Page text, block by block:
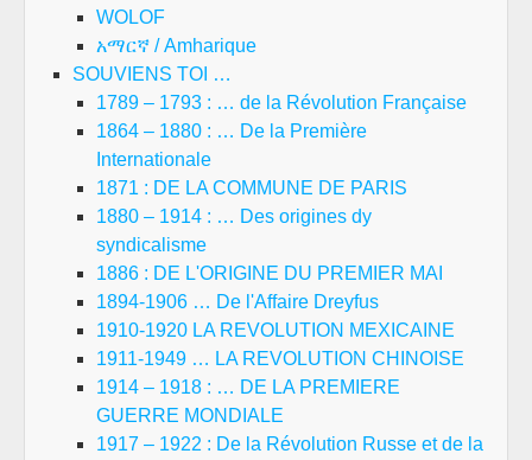
WOLOF
አማርኛ / Amharique
SOUVIENS TOI …
1789 – 1793 : … de la Révolution Française
1864 – 1880 : … De la Première
Internationale
1871 : DE LA COMMUNE DE PARIS
1880 – 1914 : … Des origines dy
syndicalisme
1886 : DE L'ORIGINE DU PREMIER MAI
1894-1906 … De l'Affaire Dreyfus
1910-1920 LA REVOLUTION MEXICAINE
1911-1949 … LA REVOLUTION CHINOISE
1914 – 1918 : … DE LA PREMIERE
GUERRE MONDIALE
1917 – 1922 : De la Révolution Russe et de la